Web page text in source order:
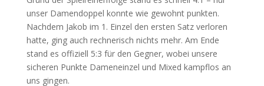
unser Damen­dop­pel konn­te wie gewohnt punk­ten.
Nach­dem Jakob im 1. Ein­zel den ers­ten Satz ver­lo­ren
hat­te, ging auch rech­ne­risch nichts mehr. Am Ende
stand es offi­zi­ell 5:3 für den Geg­ner, wobei unse­re
siche­ren Punk­te Damen­ein­zel und Mixed kampf­los an
uns gingen.